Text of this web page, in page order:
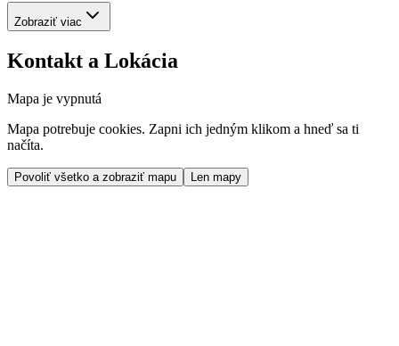
Zobraziť viac
Kontakt a Lokácia
Mapa je vypnutá
Mapa potrebuje cookies. Zapni ich jedným klikom a hneď sa ti
načíta.
Povoliť všetko a zobraziť mapu Len mapy